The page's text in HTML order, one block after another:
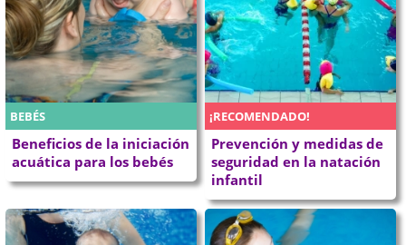
BEBÉS
Beneficios de la iniciación
acuática para los bebés
¡RECOMENDADO!
Prevención y medidas de
seguridad en la natación
infantil